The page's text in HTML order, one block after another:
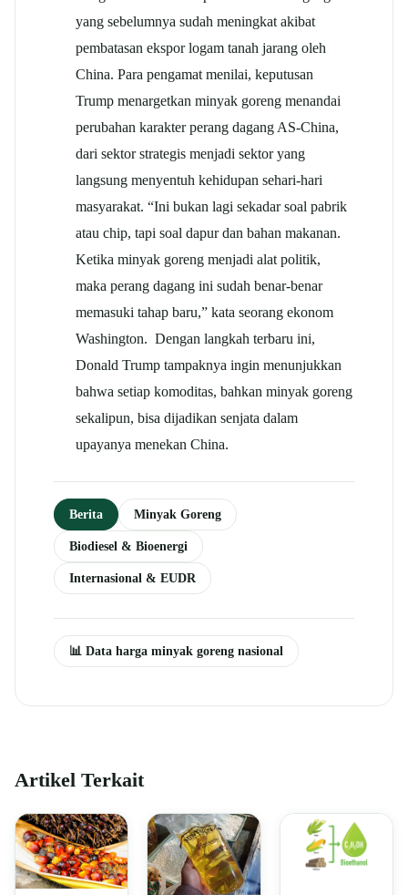
yang sebelumnya sudah meningkat akibat
pembatasan ekspor logam tanah jarang oleh
China. Para pengamat menilai, keputusan
Trump menargetkan minyak goreng menandai
perubahan karakter perang dagang AS-China,
dari sektor strategis menjadi sektor yang
langsung menyentuh kehidupan sehari-hari
masyarakat. “Ini bukan lagi sekadar soal pabrik
atau chip, tapi soal dapur dan bahan makanan.
Ketika minyak goreng menjadi alat politik,
maka perang dagang ini sudah benar-benar
memasuki tahap baru,” kata seorang ekonom
Washington. Dengan langkah terbaru ini,
Donald Trump tampaknya ingin menunjukkan
bahwa setiap komoditas, bahkan minyak goreng
sekalipun, bisa dijadikan senjata dalam
upayanya menekan China.
Berita Minyak Goreng
Biodiesel & Bioenergi
Internasional & EUDR
📊 Data harga minyak goreng nasional
Artikel Terkait